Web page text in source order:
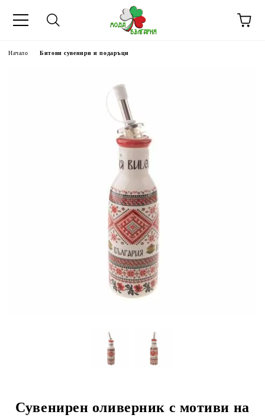
Начало Битови сувенири и подаръци
Сувенирен оливерник с мотиви на